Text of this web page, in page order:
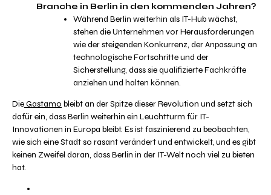
Branche in Berlin in den kommenden Jahren?
Während Berlin weiterhin als IT-Hub wächst,
stehen die Unternehmen vor Herausforderungen
wie der steigenden Konkurrenz, der Anpassung an
technologische Fortschritte und der
Sicherstellung, dass sie qualifizierte Fachkräfte
anziehen und halten können.
DieGastamo bleibt an der Spitze dieser Revolution und setzt sich
dafür ein, dass Berlin weiterhin ein Leuchtturm für IT-
Innovationen in Europa bleibt. Es ist faszinierend zu beobachten,
wie sich eine Stadt so rasant verändert und entwickelt, und es gibt
keinen Zweifel daran, dass Berlin in der IT-Welt noch viel zu bieten
hat.